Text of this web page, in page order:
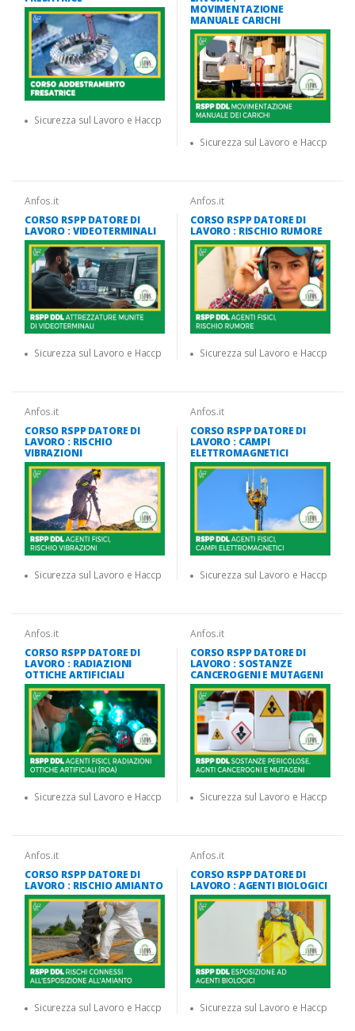
Sicurezza sul Lavoro e Haccp
MOVIMENTAZIONE
MANUALE CARICHI
Sicurezza sul Lavoro e Haccp
Anfos.it
CORSO RSPP DATORE DI
LAVORO : VIDEOTERMINALI
Sicurezza sul Lavoro e Haccp
Anfos.it
CORSO RSPP DATORE DI
LAVORO : RISCHIO RUMORE
Sicurezza sul Lavoro e Haccp
Anfos.it
CORSO RSPP DATORE DI
LAVORO : RISCHIO
VIBRAZIONI
Sicurezza sul Lavoro e Haccp
Anfos.it
CORSO RSPP DATORE DI
LAVORO : CAMPI
ELETTROMAGNETICI
Sicurezza sul Lavoro e Haccp
Anfos.it
CORSO RSPP DATORE DI
LAVORO : RADIAZIONI
OTTICHE ARTIFICIALI
Sicurezza sul Lavoro e Haccp
Anfos.it
CORSO RSPP DATORE DI
LAVORO : SOSTANZE
CANCEROGENI E MUTAGENI
Sicurezza sul Lavoro e Haccp
Anfos.it
CORSO RSPP DATORE DI
LAVORO : RISCHIO AMIANTO
Sicurezza sul Lavoro e Haccp
Anfos.it
CORSO RSPP DATORE DI
LAVORO : AGENTI BIOLOGICI
Sicurezza sul Lavoro e Haccp